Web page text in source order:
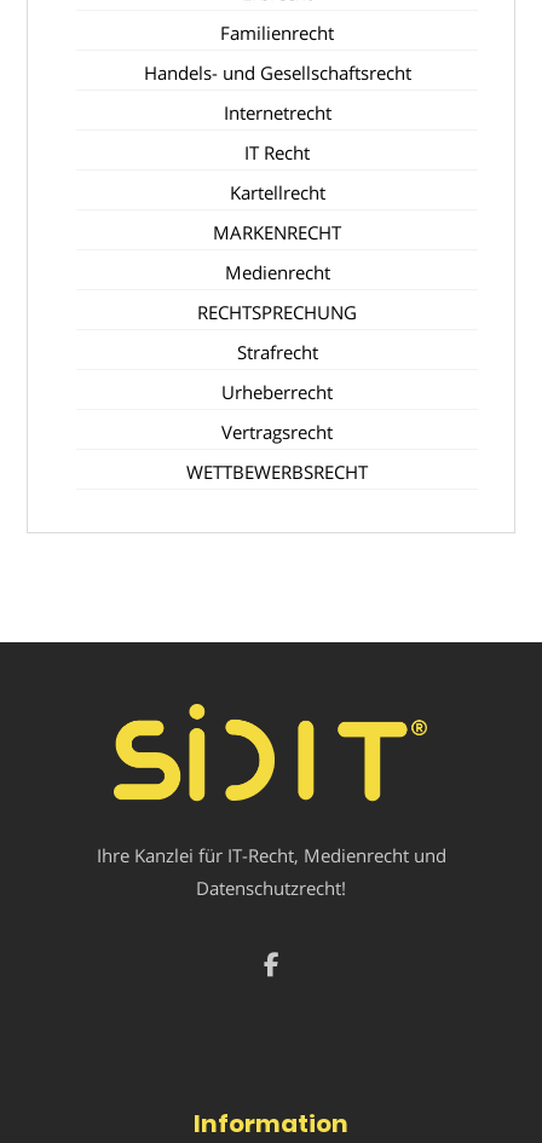
Familienrecht
Handels- und Gesellschaftsrecht
Internetrecht
IT Recht
Kartellrecht
MARKENRECHT
Medienrecht
RECHTSPRECHUNG
Strafrecht
Urheberrecht
Vertragsrecht
WETTBEWERBSRECHT
Ihre Kanzlei für IT-Recht, Medienrecht und
Datenschutzrecht!
Information